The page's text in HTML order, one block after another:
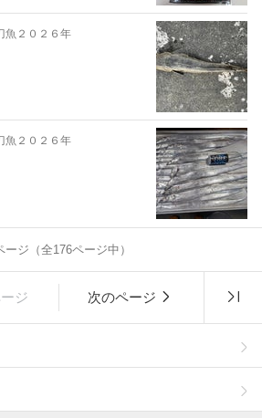
魚２０２６年
魚２０２６年
ージ（全176ページ中）
ジ 次のページ